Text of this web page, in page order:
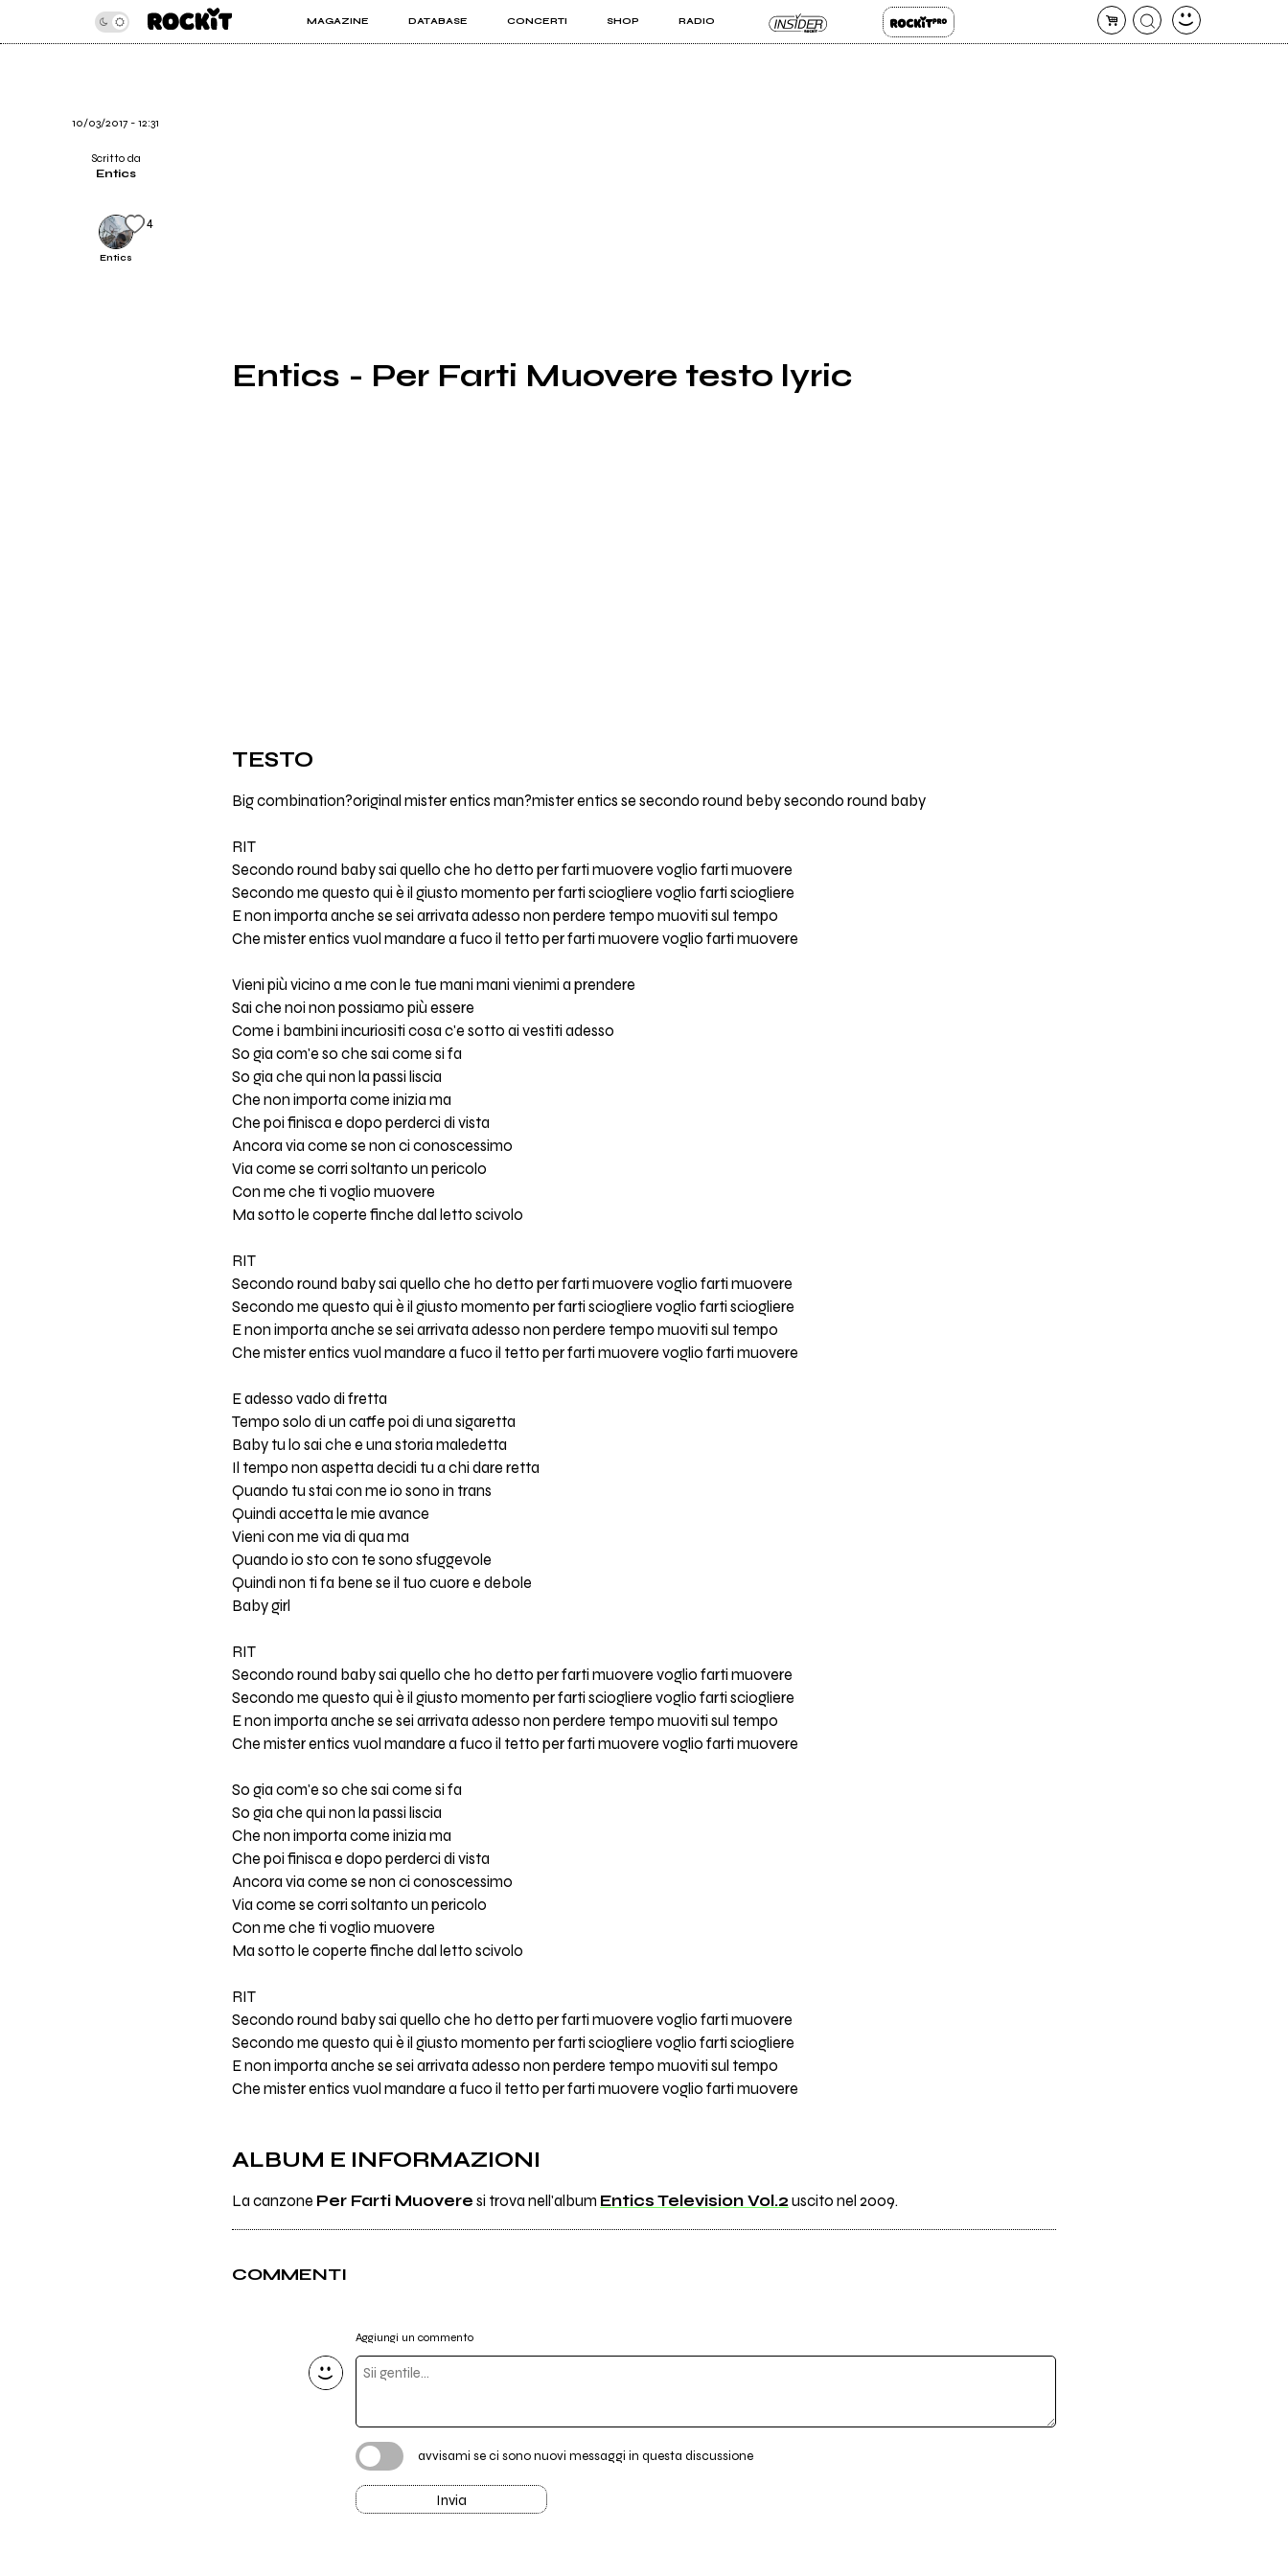
MAGAZINE DATABASE CONCERTI SHOP RADIO
INSIDER ROCKIT PRO
Entics - Per Farti Muovere testo lyric
10/03/2017 - 12:31
Scritto da
Entics
Entics
4
TESTO
Big combination?original mister entics man?mister entics se secondo round beby secondo round baby
RIT
Secondo round baby sai quello che ho detto per farti muovere voglio farti muovere
Secondo me questo qui è il giusto momento per farti sciogliere voglio farti sciogliere
E non importa anche se sei arrivata adesso non perdere tempo muoviti sul tempo
Che mister entics vuol mandare a fuco il tetto per farti muovere voglio farti muovere
Vieni più vicino a me con le tue mani mani vienimi a prendere
Sai che noi non possiamo più essere
Come i bambini incuriositi cosa c'e sotto ai vestiti adesso
So gia com'e so che sai come si fa
So gia che qui non la passi liscia
Che non importa come inizia ma
Che poi finisca e dopo perderci di vista
Ancora via come se non ci conoscessimo
Via come se corri soltanto un pericolo
Con me che ti voglio muovere
Ma sotto le coperte finche dal letto scivolo
RIT
Secondo round baby sai quello che ho detto per farti muovere voglio farti muovere
Secondo me questo qui è il giusto momento per farti sciogliere voglio farti sciogliere
E non importa anche se sei arrivata adesso non perdere tempo muoviti sul tempo
Che mister entics vuol mandare a fuco il tetto per farti muovere voglio farti muovere
E adesso vado di fretta
Tempo solo di un caffe poi di una sigaretta
Baby tu lo sai che e una storia maledetta
Il tempo non aspetta decidi tu a chi dare retta
Quando tu stai con me io sono in trans
Quindi accetta le mie avance
Vieni con me via di qua ma
Quando io sto con te sono sfuggevole
Quindi non ti fa bene se il tuo cuore e debole
Baby girl
RIT
Secondo round baby sai quello che ho detto per farti muovere voglio farti muovere
Secondo me questo qui è il giusto momento per farti sciogliere voglio farti sciogliere
E non importa anche se sei arrivata adesso non perdere tempo muoviti sul tempo
Che mister entics vuol mandare a fuco il tetto per farti muovere voglio farti muovere
So gia com'e so che sai come si fa
So gia che qui non la passi liscia
Che non importa come inizia ma
Che poi finisca e dopo perderci di vista
Ancora via come se non ci conoscessimo
Via come se corri soltanto un pericolo
Con me che ti voglio muovere
Ma sotto le coperte finche dal letto scivolo
RIT
Secondo round baby sai quello che ho detto per farti muovere voglio farti muovere
Secondo me questo qui è il giusto momento per farti sciogliere voglio farti sciogliere
E non importa anche se sei arrivata adesso non perdere tempo muoviti sul tempo
Che mister entics vuol mandare a fuco il tetto per farti muovere voglio farti muovere
ALBUM E INFORMAZIONI
La canzone Per Farti Muovere si trova nell'album Entics Television Vol.2 uscito nel 2009.
COMMENTI
Aggiungi un commento
avvisami se ci sono nuovi messaggi in questa discussione
Invia